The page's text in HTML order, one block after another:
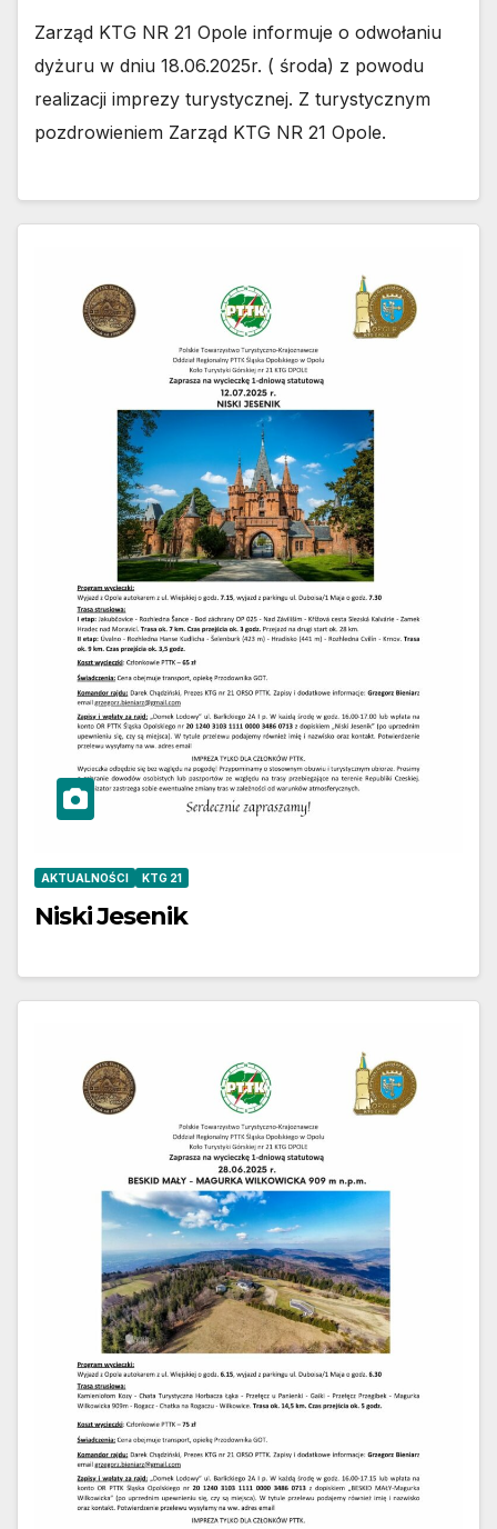
Zarząd KTG NR 21 Opole informuje o odwołaniu
dyżuru w dniu 18.06.2025r. ( środa) z powodu
realizacji imprezy turystycznej. Z turystycznym
pozdrowieniem Zarząd KTG NR 21 Opole.
AKTUALNOŚCI KTG 21
Niski Jesenik